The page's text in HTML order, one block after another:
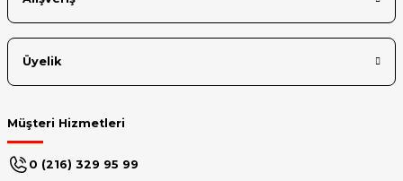
Üyelik
Müşteri Hizmetleri
0 (216) 329 95 99